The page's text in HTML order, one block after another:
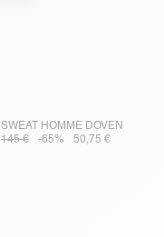
SWEAT HOMME DOVEN
145 €
-65% 50,75 €